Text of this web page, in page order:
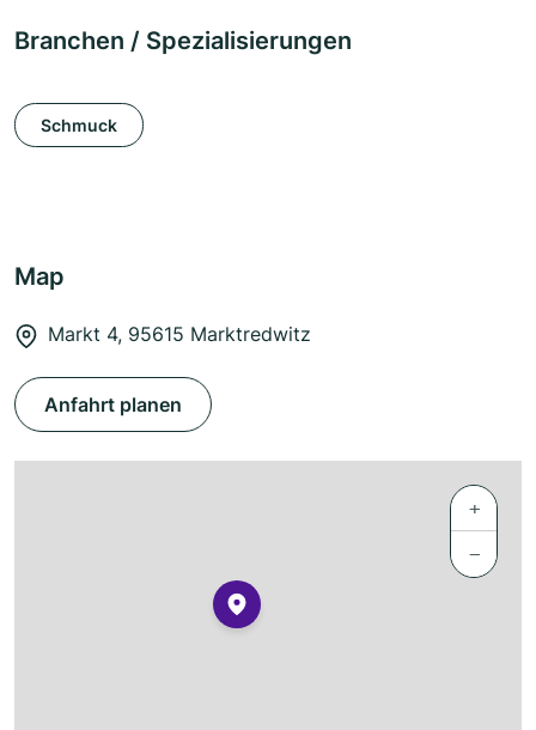
Branchen / Spezialisierungen
Schmuck
Map
Markt 4, 95615 Marktredwitz
Anfahrt planen
+
−